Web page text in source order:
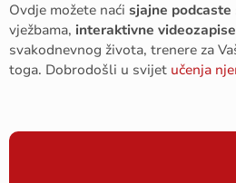
Ovdje možete naći sjajne podcaste
vježbama, interaktivne videozapise
svakodnevnog života, trenere za
toga. Dobrodošli u svijet učenja